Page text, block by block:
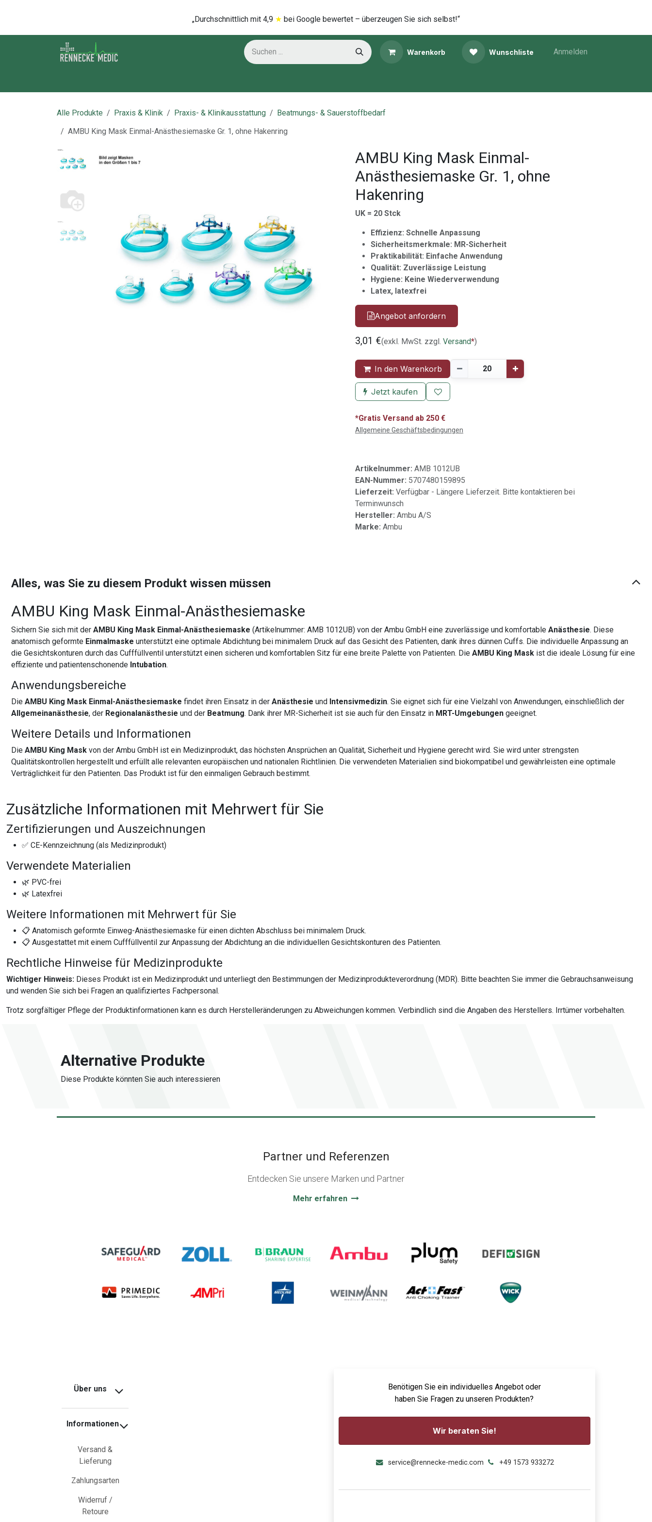
„Durchschnittlich mi​t 4,9 ★ bei Google bewertet – überzeugen Sie sich selbst!“
Warenkorb Wunschliste Anmelden
Alle Produkte Praxis & Klinik Praxis- & Klinikausstattung
Beatmungs- & Sauerstoffbedarf
AMBU King Mask Einmal-Anästhesiemaske Gr. 1, ohne Hakenring
AMBU King Mask Einmal-
Anästhesiemaske Gr. 1, ohne
Hakenring
UK = 20 Stck
Effizienz: Schnelle Anpassung
Sicherheitsmerkmale: MR-Sicherheit
Praktikabilität: Einfache Anwendung
Qualität: Zuverlässige Leistung
Hygiene: Keine Wiederverwendung
Latex, latexfrei
Angebot anfordern
3,01 €(exkl. MwSt. zzgl. Versand*)
In den Warenkorb
Jetzt kaufen
*Gratis Versand ab 250 €
Allgemeine Geschäftsbedingungen
Artikelnummer: AMB 1012UB
EAN-Nummer: 5707480159895
Lieferzeit: Verfügbar - Längere Lieferzeit. Bitte kontaktieren bei
Terminwunsch
Hersteller: Ambu A/S
Marke: Ambu
Alles, was Sie zu diesem Produkt wissen müssen
AMBU King Mask Einmal-Anästhesiemaske
Sichern Sie sich mit derAMBU King Mask Einmal-Anästhesiemaske (Artikelnummer: AMB 1012UB) von der Ambu GmbH eine zuverlässige und komfortableAnästhesie. Diese
anatomisch geformte Einmalmaske unterstützt eine optimale Abdichtung bei minimalem Druck auf das Gesicht des Patienten, dank ihres dünnen Cuffs. Die individuelle Anpassung an
die Gesichtskonturen durch das Cufffüllventil unterstützt einen sicheren und komfortablen Sitz für eine breite Palette von Patienten. DieAMBU King Mask ist die ideale Lösung für eine
effiziente und patientenschonende Intubation.
Anwendungsbereiche
DieAMBU King Mask Einmal-Anästhesiemaske findet ihren Einsatz in derAnästhesie und Intensivmedizin. Sie eignet sich für eine Vielzahl von Anwendungen, einschließlich der
Allgemeinanästhesie, der Regionalanästhesie und der Beatmung. Dank ihrer MR-Sicherheit ist sie auch für den Einsatz in MRT-Umgebungen geeignet.
Weitere Details und Informationen
DieAMBU King Mask von der Ambu GmbH ist ein Medizinprodukt, das höchsten Ansprüchen an Qualität, Sicherheit und Hygiene gerecht wird. Sie wird unter strengsten
Qualitätskontrollen hergestellt und erfüllt alle relevanten europäischen und nationalen Richtlinien. Die verwendeten Materialien sind biokompatibel und gewährleisten eine optimale
Verträglichkeit für den Patienten. Das Produkt ist für den einmaligen Gebrauch bestimmt.
Zusätzliche Informationen mit Mehrwert für Sie
Zertifizierungen und Auszeichnungen
✅ CE-Kennzeichnung (als Medizinprodukt)
Verwendete Materialien
🌿 PVC-frei
🌿 Latexfrei
Weitere Informationen mit Mehrwert für Sie
📋 Anatomisch geformte Einweg-Anästhesiemaske für einen dichten Abschluss bei minimalem Druck.
📋 Ausgestattet mit einem Cufffüllventil zur Anpassung der Abdichtung an die individuellen Gesichtskonturen des Patienten.
Rechtliche Hinweise für Medizinprodukte
Wichtiger Hinweis: Dieses Produkt ist ein Medizinprodukt und unterliegt den Bestimmungen der Medizinprodukteverordnung (MDR). Bitte beachten Sie immer die Gebrauchsanweisung
und wenden Sie sich bei Fragen an qualifiziertes Fachpersonal.
Trotz sorgfältiger Pflege der Produktinformationen kann es durch Herstelleränderungen zu Abweichungen kommen. Verbindlich sind die Angaben des Herstellers. Irrtümer vorbehalten.
Alternative Produkte
Diese Produkte könnten Sie auch interessieren
Partner und Referenzen
Entdecken Sie unsere Marken und Partner
Mehr erfahren
Über uns
Informationen
Versand &
Lieferung
Zahlungsarten
Widerruf /
Retoure
Benötigen Sie ein individuelles Angebot oder
haben Sie Fragen zu unseren Produkten?
Wir beraten Sie!
service@rennecke-medic.com +49 1573 933272